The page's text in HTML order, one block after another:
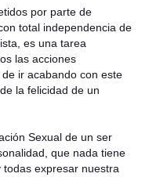
por parte de
total independencia de
es una tarea
las acciones
ir acabando con este
la felicidad de un
Sexual de un ser
que nada tiene
expresar nuestra